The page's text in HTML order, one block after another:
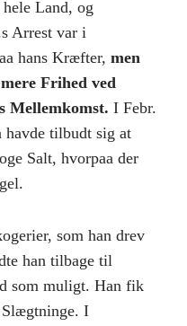
Land, og
Arrest var i
hans Kræfter, men
Frihed ved
Mellemkomst. I Febr.
havde tilbudt sig at
Salt, hvorpaa der
som han drev
han tilbage til
som muligt. Han fik
I